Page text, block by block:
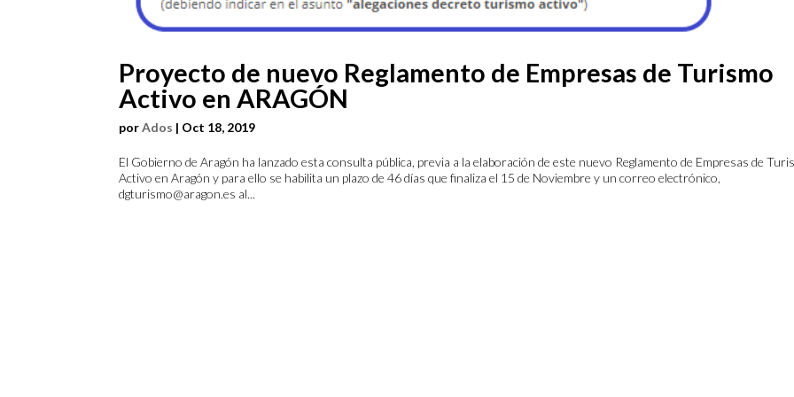
Proyecto de nuevo Reglamento de Empresas de Turismo
Activo en ARAGÓN
porAdos | Oct 18, 2019
El Gobierno de Aragón ha lanzado esta consulta pública, previa a la elaboración de este nuevo Reglamento de Empresas de
Activo en Aragón y para ello se habilita un plazo de 46 días que finaliza el 15 de Noviembre y un correo electrónico,
dgturismo@aragon.es al...